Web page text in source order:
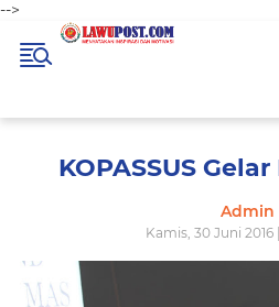
-->
KOPASSUS
Admin
Kamis, 30 Juni 2016